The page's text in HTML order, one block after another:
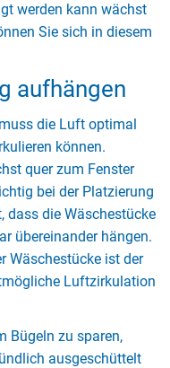
werden kann wächst
Sie sich in diesem
aufhängen
die Luft optimal
können.
quer zum Fenster
bei der Platzierung
dass die Wäschestücke
übereinander hängen.
Wäschestücke ist der
Luftzirkulation
Bügeln zu sparen,
ausgeschüttelt